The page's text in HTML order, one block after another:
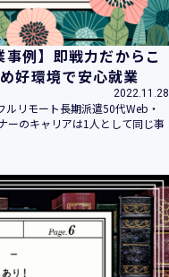
例】即戦力だからこ
好環境で安心就業
2022.11.28
リモート長期派遣50代Web・
ーのキャリアは1人として同じ事